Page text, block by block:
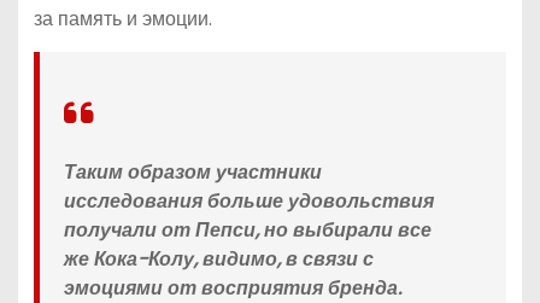
за память и эмоции.
Таким образом участники
исследования больше удовольствия
получали от Пепси, но выбирали все
же Кока-Колу, видимо, в связи с
эмоциями от восприятия бренда.